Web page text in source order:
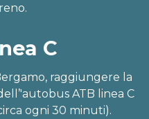
C
raggiungere la
ATB linea C
ogni 30 minuti).